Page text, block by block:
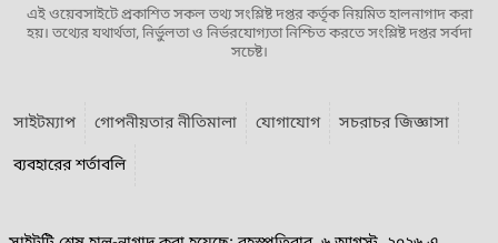
এই ওয়েবসাইটে প্রকাশিত সকল তথ্য সংশ্লিষ্ট দপ্তর কর্তৃক নিয়মিত হালনাগাদ করা
হয়। তথ্যের যথার্থতা, নির্ভুলতা ও নির্ভরযোগ্যতা নিশ্চিত করতে সংশ্লিষ্ট দপ্তর সর্বদা
সচেষ্ট।
সাইটম্যাপ গোপনীয়তার নীতিমালা যোগাযোগ
সচরাচর জিজ্ঞাসা
ব্যবহারের শর্তাবলি